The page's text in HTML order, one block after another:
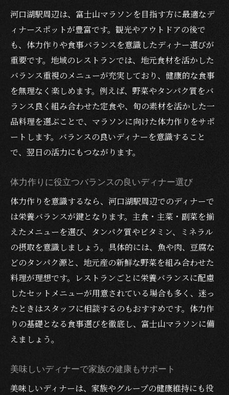
河口湖駅周辺は、富士山マラソンを目指す方に最適なデ
ィナースポットが豊富です。観光やアウトドアの後で
も、体力作りや食事バランスを意識したディナー選びが
重要です。地域のレストランでは、地元食材を活かした
バランス重視のメニューが充実しており、健康的な食事
を無理なく楽しめます。例えば、野菜やタンパク質をバ
ランス良く組み合わせた定食や、旬の素材を活かした一
品料理を選ぶことで、マラソンに向けた体力作りをサポ
ートします。バランスの良いディナーを意識すること
で、翌日の活力にもつながります。
体力作りに役立つバランスの良いディナー選び
体力作りを意識するなら、河口湖駅周辺でのディナーで
は栄養バランスが鍵となります。主食・主菜・副菜を揃
えたメニューを選び、タンパク質やビタミン、ミネラル
の摂取を意識しましょう。具体的には、魚や肉、豆腐な
どのタンパク源と、地元産の新鮮な野菜を組み合わせた
料理が理想です。レストランごとに栄養バランスに配慮
したセットメニューが用意されている場合も多く、迷っ
たときはスタッフに相談するのもおすすめです。体力作
りの基礎となる食事選びを徹底し、富士山マラソンに備
えましょう。
美味しいディナーで家族の健康もサポート
美味しいディナーは、家族やグループの健康維持にも役